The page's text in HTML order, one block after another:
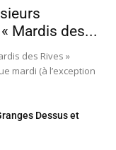
Mardis des...
des Rives »
mardi (à l’exception
Dessus et